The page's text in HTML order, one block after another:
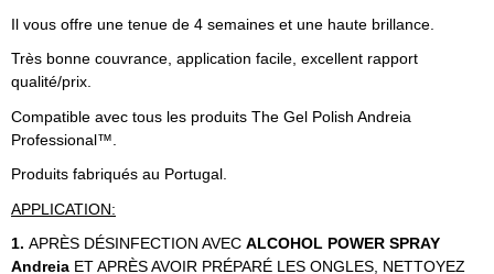
Il vous offre une tenue de 4 semaines et une haute brillance.
Très bonne couvrance, application facile, excellent rapport
qualité/prix.
Compatible avec tous les produits The Gel Polish Andreia
Professional™.
Produits fabriqués au Portugal.
APPLICATION:
1. APRÈS DÉSINFECTION AVEC ALCOHOL POWER SPRAY
Andreia ET APRÈS AVOIR PRÉPARÉ LES ONGLES, NETTOYEZ